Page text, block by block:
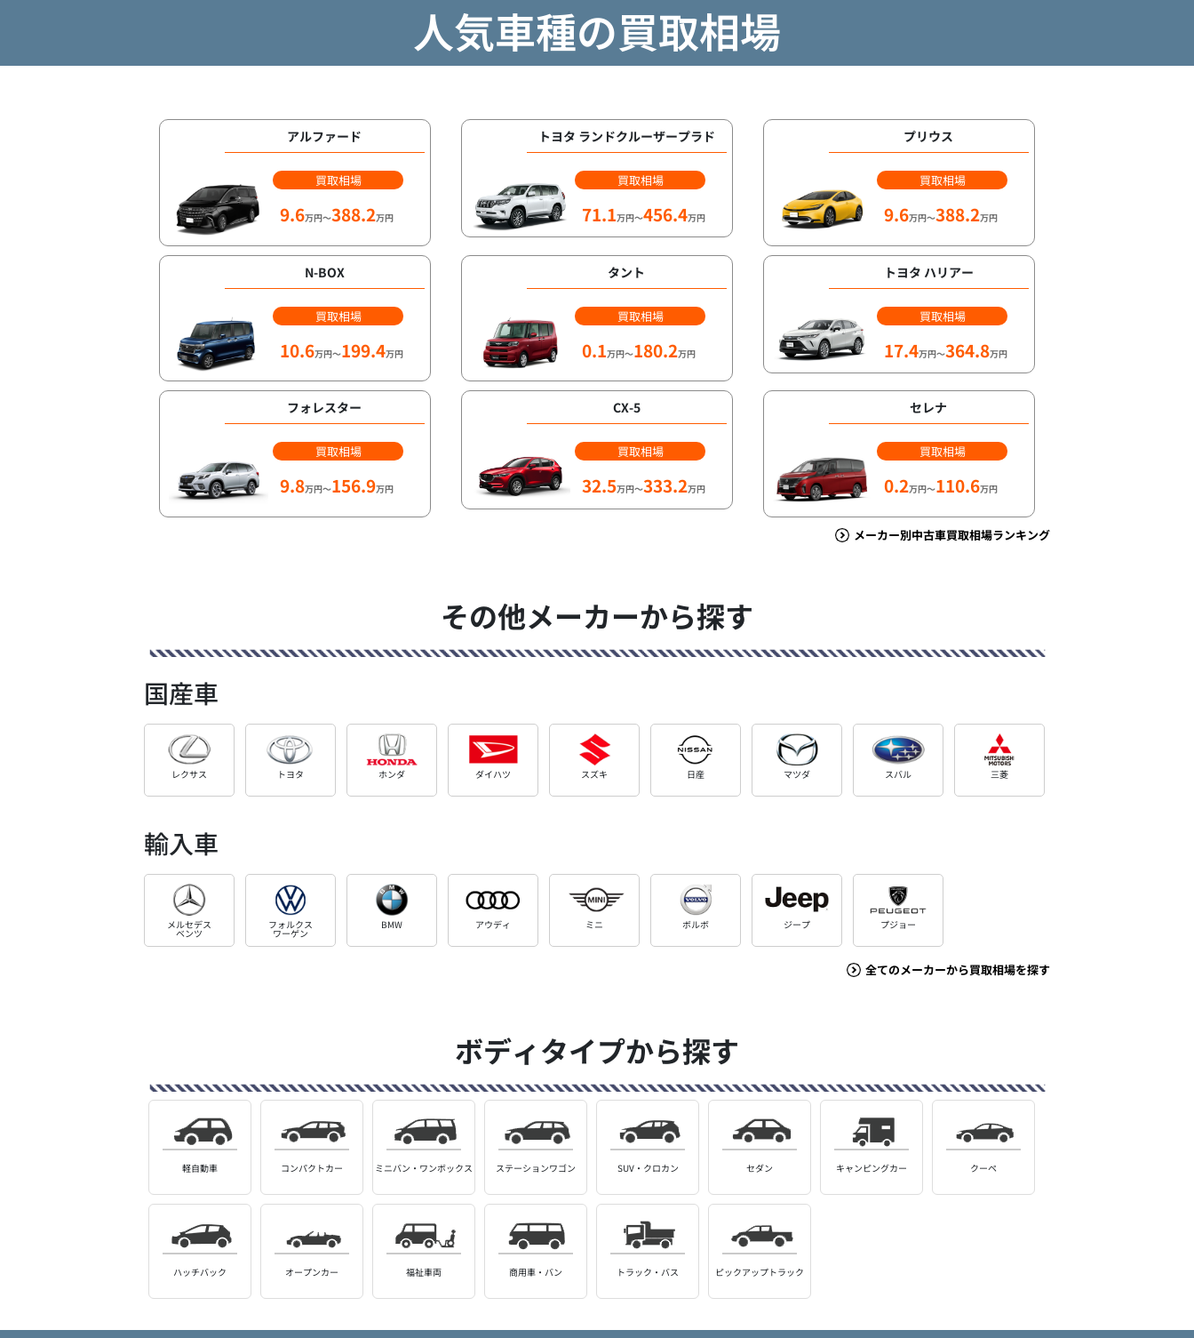
人気車種の買取相場
アルファード
買取相場
9.6万円～388.2万円
トヨタ ランドクルーザープラド
買取相場
71.1万円～456.4万円
プリウス
買取相場
9.6万円～388.2万円
N-BOX
買取相場
10.6万円～199.4万円
タント
買取相場
0.1万円～180.2万円
トヨタ ハリアー
買取相場
17.4万円～364.8万円
フォレスター
買取相場
9.8万円～156.9万円
CX-5
買取相場
32.5万円～333.2万円
セレナ
買取相場
0.2万円～110.6万円
メーカー別中古車買取相場ランキング
その他メーカーから探す
国産車
レクサス トヨタ ホンダ ダイハツ スズキ 日産 マツダ スバル 三菱
輸入車
メルセデス
ベンツ
フォルクス
ワーゲン
BMW アウディ ミニ ボルボ ジープ プジョー
全てのメーカーから買取相場を探す
ボディタイプから探す
軽自動車 コンパクトカー ミニバン・ ワンボックス ステーションワゴン SUV・クロカン セダン キャンピングカー クーペ
ハッチバック オープンカー 福祉車両 商用車・バン トラック・バス ピックアップ トラック